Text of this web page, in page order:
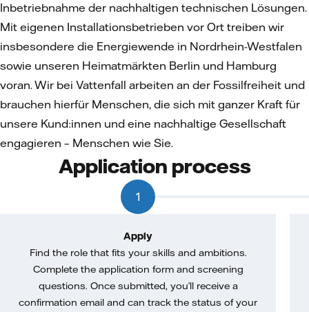
Inbetriebnahme der nachhaltigen technischen Lösungen.
Mit eigenen Installationsbetrieben vor Ort treiben wir
insbesondere die Energiewende in Nordrhein-Westfalen
sowie unseren Heimatmärkten Berlin und Hamburg
voran. Wir bei Vattenfall arbeiten an der Fossilfreiheit und
brauchen hierfür Menschen, die sich mit ganzer Kraft für
unsere Kund:innen und eine nachhaltige Gesellschaft
engagieren – Menschen wie Sie.
Application process
1
Apply
Find the role that fits your skills and ambitions.
Complete the application form and screening
questions. Once submitted, you’ll receive a
confirmation email and can track the status of your